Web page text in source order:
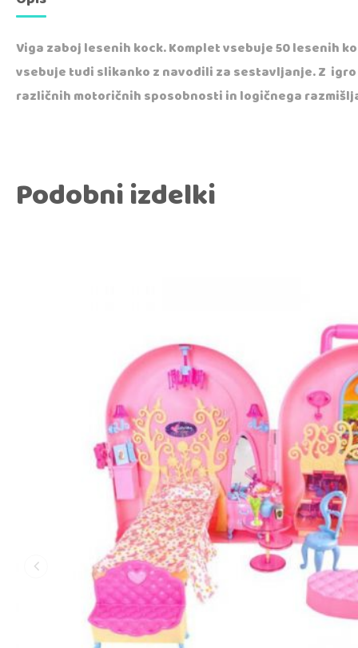
Viga zaboj lesenih kock. Komplet vsebuje 50 lesenih
vsebuje tudi slikanko z navodili za sestavljanje. Z
različnih motoričnih sposobnosti in logičnega
Podobni izdelki